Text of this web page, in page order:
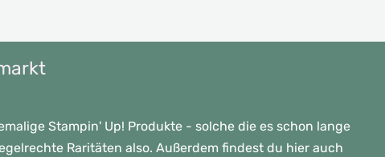
Stampin' Up! Produkte - solche die es schon lange
Raritäten also. Außerdem findest du hier auch